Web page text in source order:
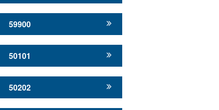
59900
50101
50202